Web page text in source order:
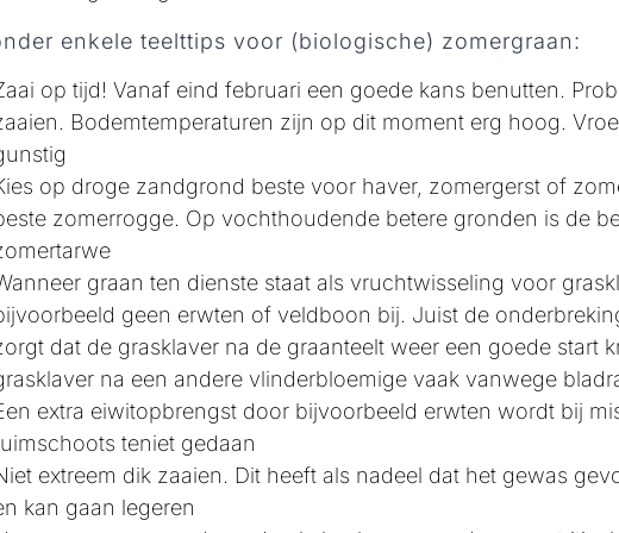
enkele teelttips voor (biologische) zomergraan:
op tijd! Vanaf eind februari een goede kans benutten.
Bodemtemperaturen zijn op dit moment erg hoog.
op droge zandgrond beste voor haver, zomergerst of
zomerrogge. Op vochthoudende betere gronden is de
graan ten dienste staat als vruchtwisseling voor
geen erwten of veldboon bij. Juist de
dat de grasklaver na de graanteelt weer een goede start
na een andere vlinderbloemige vaak vanwege
extra eiwitopbrengst door bijvoorbeeld erwten wordt bij
teniet gedaan
extreem dik zaaien. Dit heeft als nadeel dat het gewas
kan gaan legeren